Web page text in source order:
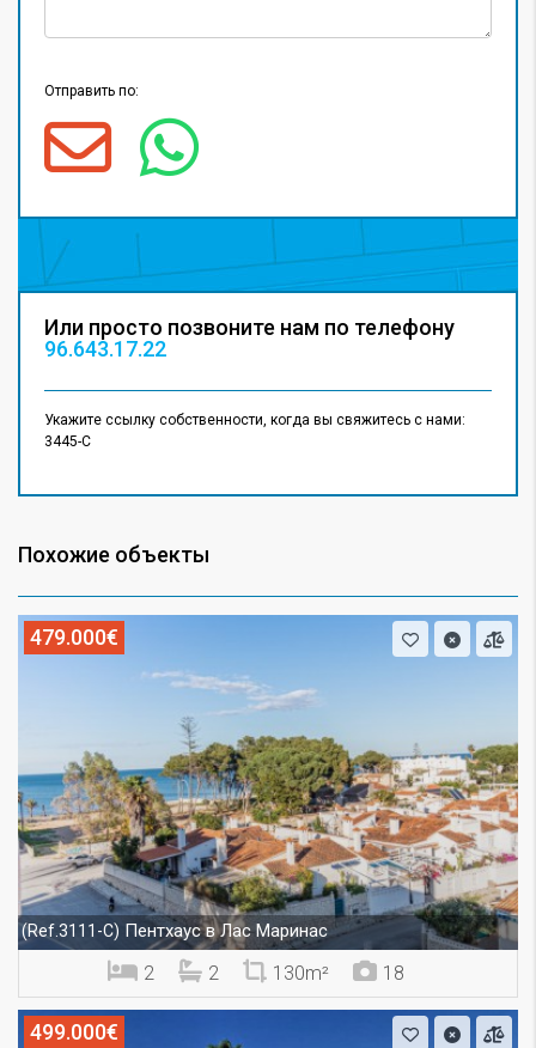
Отправить по:
Или просто позвоните нам по телефону
96.643.17.22
Укажите ссылку собственности, когда вы свяжитесь с нами:
3445-C
Похожие объекты
479.000€
(Ref.3111-C) Пентхаус в Лас Маринас
2 2 130m² 18
499.000€